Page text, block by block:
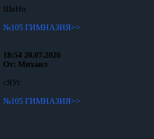
ШвНн
№105 ГИМНАЗИЯ>>
18:54 20.07.2026
От: Михаил
сЯУг
№105 ГИМНАЗИЯ>>